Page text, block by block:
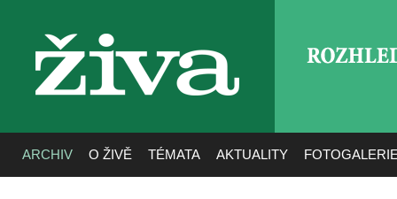
živa
ARCHIV O ŽIVĚ TÉMATA AKTUALITY